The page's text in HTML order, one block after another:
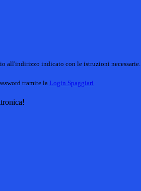
all'indirizzo indicato con le istruzioni necessarie.
tramite la Login Spaggiari